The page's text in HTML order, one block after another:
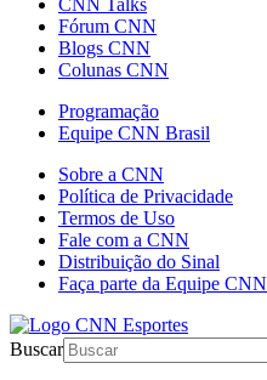
Fórum CNN
Blogs CNN
Colunas CNN
Programação
Equipe CNN Brasil
Sobre a CNN
Política de Privacidade
Termos de Uso
Fale com a CNN
Distribuição do Sinal
Faça parte da Equipe CNN
Buscar